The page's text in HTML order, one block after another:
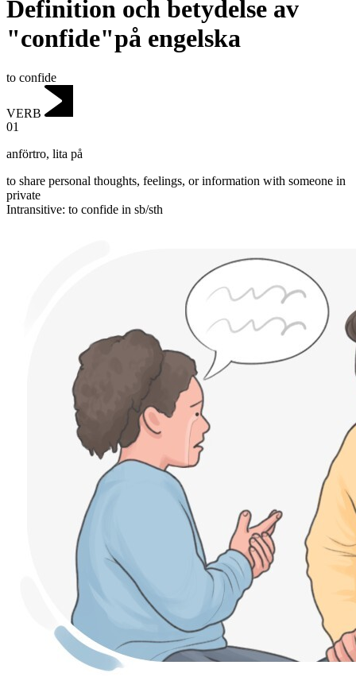
Definition och betydelse av
"confide"på engelska
to confide
VERB
01
anförtro, lita på
to share personal thoughts, feelings, or information with someone in
private
Intransitive: to confide in sb/sth